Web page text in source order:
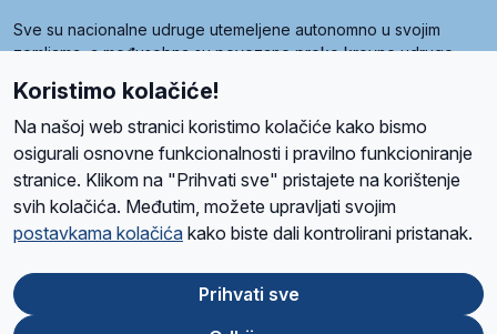
Sve su nacionalne udruge utemeljene autonomno u svojim
zemljama, a međusobna su povezane preko krovne udruge
pod nazivom Svjetska obitelj Radio Marije (World Family of
Radio Maria). Svjetsku obitelj utemeljilo je sedam članica, među
kojima je i hrvatska Udruga Radio Marija.
O namaRadio ProgramVolonteriPrijateljiKontaktPravila privatnosti
Ova stranica je zaštićena Google reCAPTCHA sustavom
Koristimo kolačiće!
Na našoj web stranici koristimo kolačiće kako bismo
osigurali osnovne funkcionalnosti i pravilno funkcioniranje
stranice. Klikom na "Prihvati sve" pristajete na korištenje
svih kolačića. Međutim, možete upravljati svojim
postavkama kolačića kako biste dali kontrolirani pristanak.
Prihvati sve